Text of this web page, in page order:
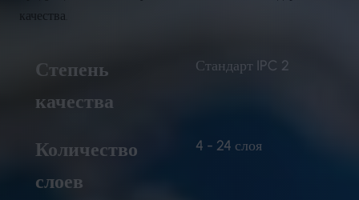
качества.
Степень
качества
Стандарт IPC 2
Количество
слоев
4 - 24 слоя